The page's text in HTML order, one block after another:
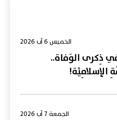
الخميس 6 آب 2026
ذِكرى الوَفاة..
الإسلامِيَّة!
الجمعة 7 آب 2026